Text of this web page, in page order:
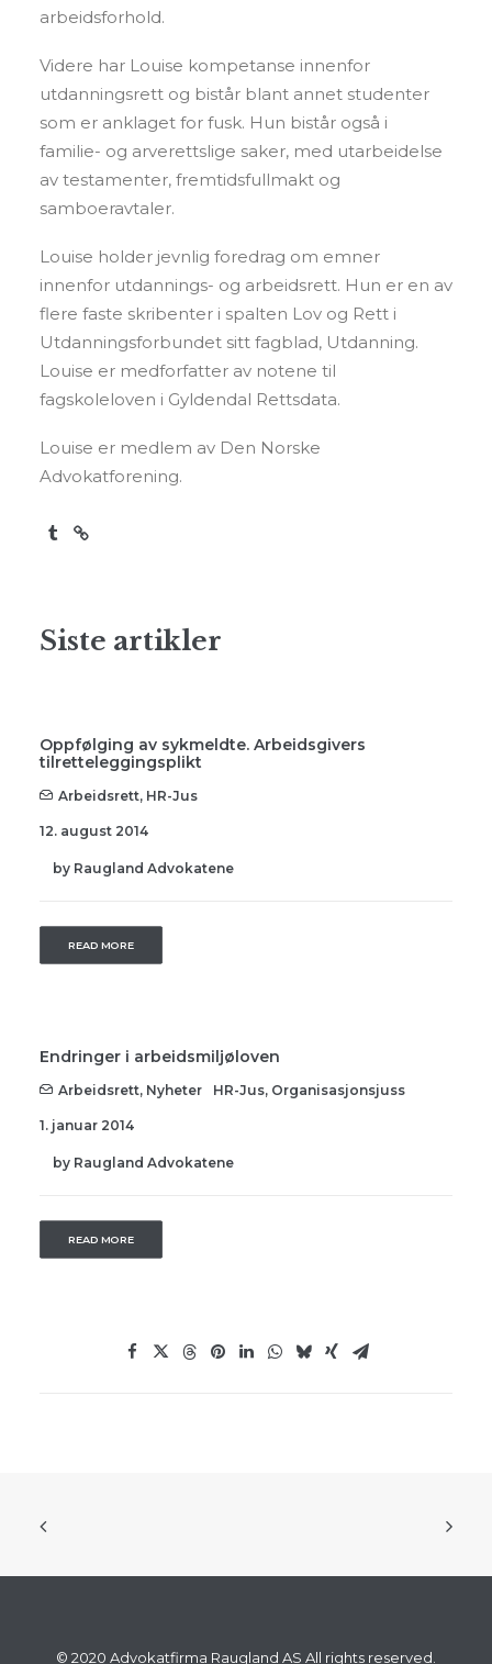
arbeidsforhold.
Videre har Louise kompetanse innenfor
utdanningsrett og bistår blant annet studenter
som er anklaget for fusk. Hun bistår også i
familie- og arverettslige saker, med utarbeidelse
av testamenter, fremtidsfullmakt og
samboeravtaler.
Louise holder jevnlig foredrag om emner
innenfor utdannings- og arbeidsrett. Hun er en av
flere faste skribenter i spalten Lov og Rett i
Utdanningsforbundet sitt fagblad, Utdanning.
Louise er medforfatter av notene til
fagskoleloven i Gyldendal Rettsdata.
Louise er medlem av Den Norske
Advokatforening.
Siste artikler
Oppfølging av sykmeldte. Arbeidsgivers
tilretteleggingsplikt
Arbeidsrett, HR-Jus
12. august 2014
by Raugland Advokatene
READ MORE
Endringer i arbeidsmiljøloven
Arbeidsrett, Nyheter HR-Jus, Organisasjonsjuss
1. januar 2014
by Raugland Advokatene
READ MORE
© 2020 Advokatfirma Raugland AS All rights reserved.